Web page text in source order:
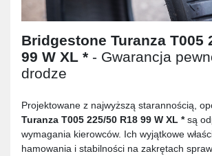
Bridgestone Turanza T005
99 W XL * - Gwarancja
drodze
Projektowane z najwyższą starannością,
Turanza T005 225/50 R18 99 W XL *są
wymagania kierowców. Ich wyjątkowe
hamowania i stabilności na zakrętach